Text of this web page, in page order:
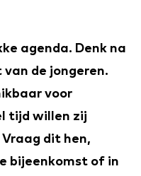
agenda. Denk na
de jongeren.
voor
tijd willen zij
dit hen,
bijeenkomst of in